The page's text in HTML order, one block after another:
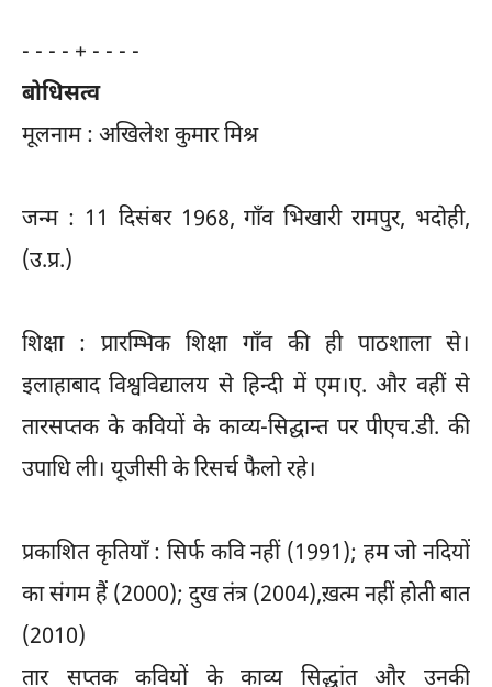
- - - - + - - - -
बोधिसत्व
मूलनाम : अखिलेश कुमार मिश्र
जन्म : 11 दिसंबर 1968, गाँव भिखारी रामपुर, भदोही,
(उ.प्र.)
शिक्षा : प्रारम्भिक शिक्षा गाँव की ही पाठशाला से।
इलाहाबाद विश्वविद्यालय से हिन्दी में एम।ए. और वहीं से
तारसप्तक के कवियों के काव्य-सिद्घान्त पर पीएच.डी. की
उपाधि ली। यूजीसी के रिसर्च फैलो रहे।
प्रकाशित कृतियाँ : सिर्फ कवि नहीं (1991); हम जो नदियों
का संगम हैं (2000); दुख तंत्र (2004),ख़त्म नहीं होती बात
(2010)
तार सप्तक कवियों के काव्य सिद्धांत और उनकी